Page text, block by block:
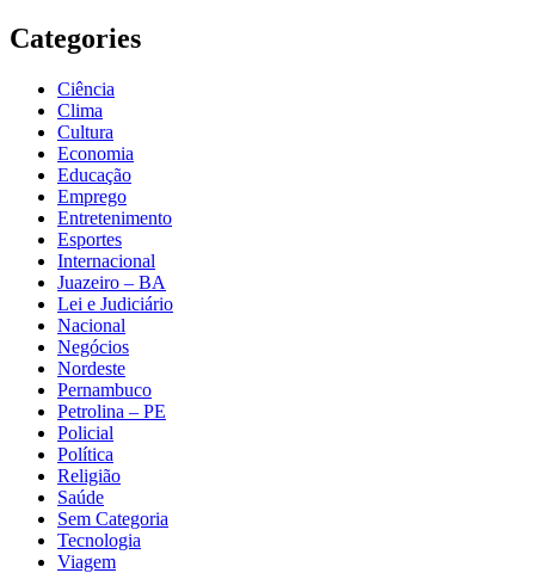
Categories
Ciência
Clima
Cultura
Economia
Educação
Emprego
Entretenimento
Esportes
Internacional
Juazeiro – BA
Lei e Judiciário
Nacional
Negócios
Nordeste
Pernambuco
Petrolina – PE
Policial
Política
Religião
Saúde
Sem Categoria
Tecnologia
Viagem